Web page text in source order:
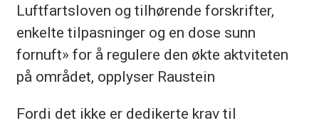
Luftfartsloven og tilhørende forskrifter,
enkelte tilpasninger og en dose sunn
fornuft» for å regulere den økte aktviteten
på området, opplyser Raustein
Fordi det ikke er dedikerte krav til